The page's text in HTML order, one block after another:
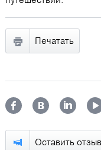
Оставить отзыв
Печатать